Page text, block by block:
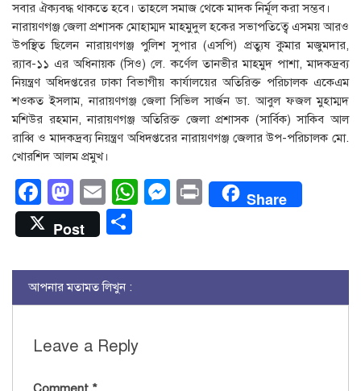
সবার ঐক্যবদ্ধ থাকতে হবে। তাহলে সমাজ থেকে মাদক নির্মূল করা সম্ভব।
নারায়ণগঞ্জ জেলা প্রশাসক মোহাম্মদ মাহমুদুল হকের সভাপতিত্বে এসময় আরও
উপস্থিত ছিলেন নারায়ণগঞ্জ পুলিশ সুপার (এসপি) প্রত্যুষ কুমার মজুমদার,
র‌্যাব-১১ এর অধিনায়ক (সিও) লে. কর্ণেল তানভীর মাহমুদ পাশা, মাদকদ্রব্য
নিয়ন্ত্রণ অধিদপ্তরের ঢাকা বিভাগীয় কার্যালয়ের অতিরিক্ত পরিচালক একেএম
শওকত ইসলাম, নারায়ণগঞ্জ জেলা সিভিল সার্জন ডা. আবুল ফজল মুহাম্মদ
মশিউর রহমান, নারায়ণগঞ্জ অতিরিক্ত জেলা প্রশাসক (সার্বিক) সাকিব আল
রাব্বি ও মাদকদ্রব্য নিয়ন্ত্রণ অধিদপ্তরের নারায়ণগঞ্জ জেলার উপ-পরিচালক মো.
খোরশিদ আলম প্রমুখ।
Facebook
Mastodon
EmailWhatsApp
Messenger
PrintShare
Post
আপনার মতামত লিখুন :
Leave a Reply